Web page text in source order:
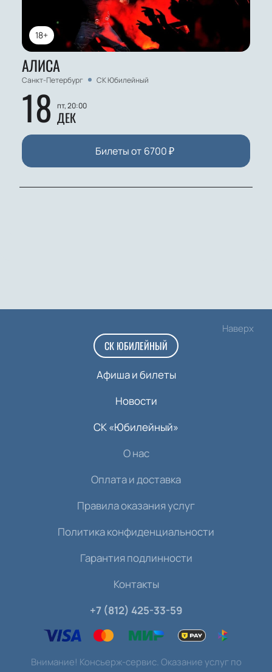
18+
АЛИСА
Санкт-Петербург СК Юбилейный
18 пт, 20:00
ДЕК
Билеты от 6700₽
Наверх
СК ЮБИЛЕЙНЫЙ
Афиша и билеты
Новости
СК «Юбилейный»
О нас
Оплата и доставка
Правила оказания услуг
Политика конфиденциальности
Гарантия подлинности
Контакты
+7 (812) 425-33-59
Внимание! Консьерж-сервис. Оказание услуг по